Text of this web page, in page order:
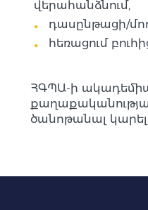
վերահանձնում,
դասընթացի/
հեռացում
ՀԳՊԱ-ի
ծանոթանալ